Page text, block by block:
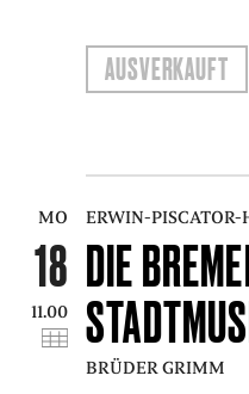
AUSVERKAUFT
MO
18
11.00
ERWIN-PISCATOR-
DIE
BRÜDER GRIMM